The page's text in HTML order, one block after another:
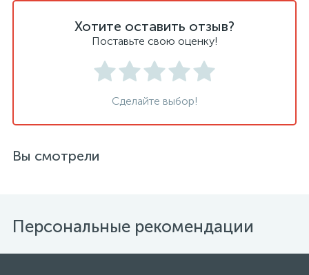
Хотите оставить отзыв?
Поставьте свою оценку!
Сделайте выбор!
Вы смотрели
Персональные рекомендации